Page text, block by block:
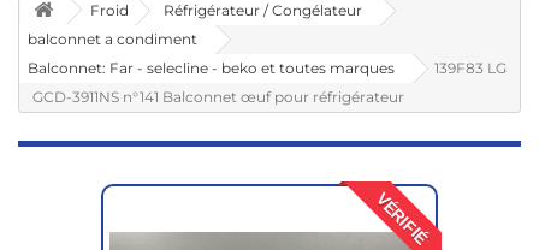
Froid
Réfrigérateur / Congélateur
balconnet a condiment
Balconnet: Far - selecline - beko et toutes marques
139F83 LG
GCD-3911NS n°141 Balconnet œuf pour réfrigérateur
VÉRIFIÉ